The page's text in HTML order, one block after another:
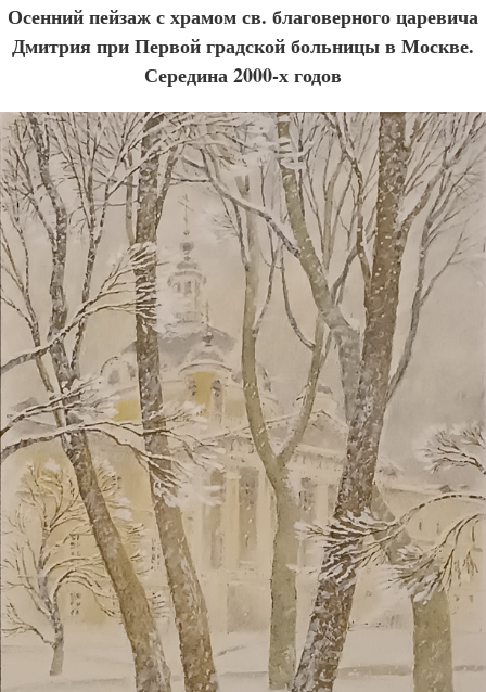
Осенний пейзаж с храмом св. благоверного царевича
Дмитрия при Первой градской больницы в Москве.
Середина 2000-х годов